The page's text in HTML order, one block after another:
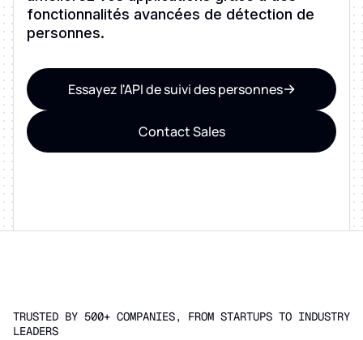
fonctionnalités avancées de détection de
personnes.
Essayez l'API de suivi des personnes
Contact Sales
TRUSTED BY 500+ COMPANIES, FROM STARTUPS TO INDUSTRY
LEADERS